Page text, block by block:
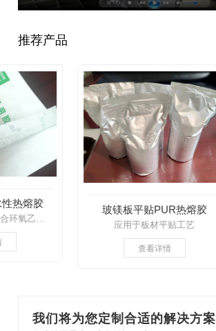
推荐产品
热熔胶
玻镁板平贴PUR热熔胶
应用于板材平贴工艺
查看详情
我们将为您定制合适的解决方案